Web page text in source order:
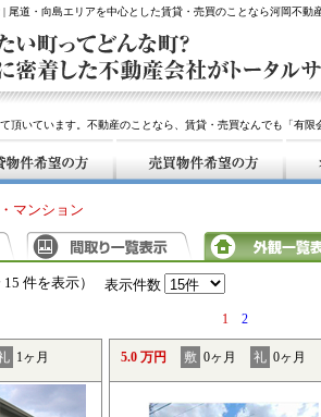
尾道・向島エリアを中心とした賃貸・売買のことなら河岡不動
頂いています。不動産のことなら、賃貸・売買なんでも「有
マンション
15 件を表示） 表示件数
1 2
1ヶ月 5.0 万円 敷 0ヶ月 礼 0ヶ月